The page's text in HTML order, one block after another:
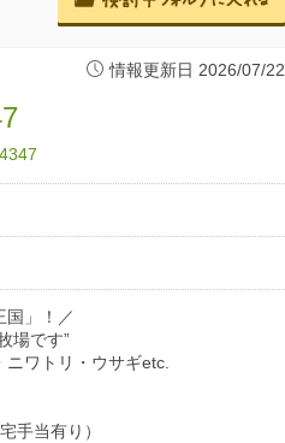
情報更新日 2026/07/22
国」！／
場です”
ワトリ・ウサギetc.
手当有り）